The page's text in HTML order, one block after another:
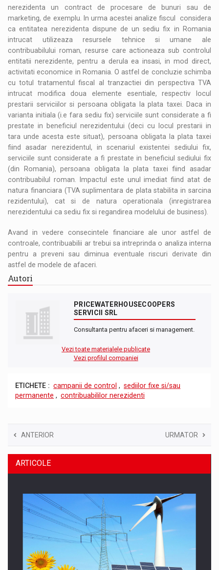
nerezidenta un contract de procesare de bunuri sau de
marketing, de exemplu. In urma acestei analize fiscul considera
ca entitatea nerezidenta dispune de un sediu fix in Romania
intrucat utilizeaza resursele tehnice si umane ale
contribuabilului roman, resurse care actioneaza sub controlul
entitatii nerezidente, pentru a derula ea insasi, in mod direct,
activitati economice in Romania. O astfel de concluzie schimba
cu totul tratamentul fiscal al tranzactiei din perspectiva TVA
intrucat modifica doua elemente esentiale, respectiv locul
prestarii serviciilor si persoana obligata la plata taxei. Daca in
varianta initiala (i.e fara sediu fix) serviciile sunt considerate a fi
prestate in beneficiul nerezidentului (deci cu locul prestarii in
tara unde acesta este situat), persoana obligata la plata taxei
fiind asadar nerezidentul, in scenariul existentei sediului fix,
serviciile sunt considerate a fi prestate in beneficiul sediului fix
(din Romania), persoana obligata la plata taxei fiind asadar
contribuabilul roman. Impactul este unul imediat fiind atat de
natura financiara (TVA suplimentara de plata stabilita in sarcina
rezidentului), cat si de natura operationala (inregistrarea
nerezidentului ca sediu fix si regandirea modelului de business).
Avand in vedere consecintele financiare ale unor astfel de
controale, contribuabilii ar trebui sa intreprinda o analiza interna
pentru a preveni sau diminua eventuale riscuri derivate din
astfel de modele de afaceri.
Autori
PRICEWATERHOUSECOOPERS
SERVICII SRL
Consultanta pentru afaceri si management.
Vezi toate materialele publicate
Vezi profilul companiei
ETICHETE : campanii de control , sediilor fixe si/sau
permanente , contribuabililor nerezidenti
ANTERIOR URMATOR
ARTICOLE